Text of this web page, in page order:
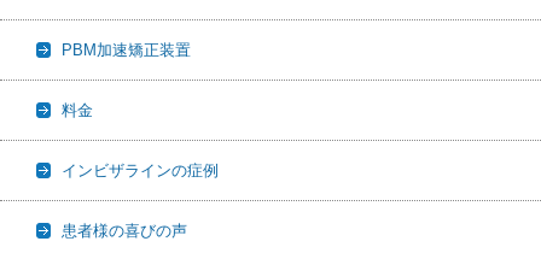
PBM加速矯正装置
料金
インビザラインの症例
患者様の喜びの声